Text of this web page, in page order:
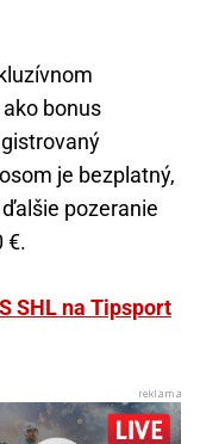
bonus
je bezplatný,
pozeranie
€.
SHL na Tipsport